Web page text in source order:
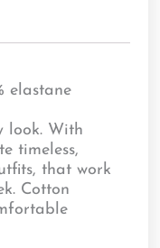
elastane
look. With
timeless,
that work
Cotton